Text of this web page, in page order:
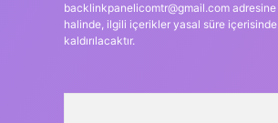
backlinkpanelicomtr@gmail.comadresine
halinde, ilgili içerikler yasal süre
kaldırılacaktır.